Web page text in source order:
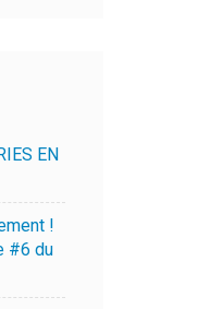
EN
!
#6 du